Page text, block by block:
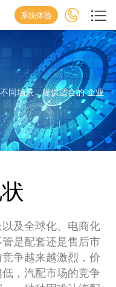
系统体验
同场景，提供适合的 企业
及全球化、电商化
是配套还是售后市
争越来越激烈，价
，汽配市场的竞争